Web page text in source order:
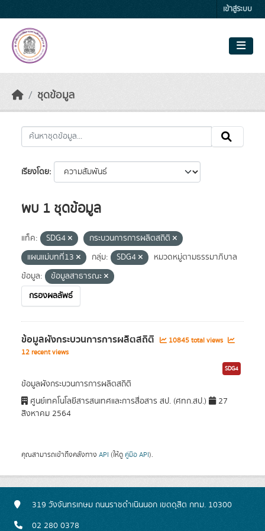
เข้าสู่ระบบ
ชุดข้อมูล
เรียงโดย
พบ 1 ชุดข้อมูล
แท็ค: SDG4
กระบวนการการผลิตสถิติ
แผนแม่บทที่13
กลุ่ม: SDG4
หมวดหมู่ตามธรรมาภิบาล
ข้อมูล:
ข้อมูลสาธารณะ
กรองผลลัพธ์
ข้อมูลผังกระบวนการการผลิตสถิติ
10845 total views
12 recent views
SDG4
ข้อมูลผังกระบวนการการผลิตสถิติ
ศูนย์เทคโนโลยีสารสนเทศและการสื่อสาร สป. (ศทก.สป.)
27
สิงหาคม 2564
คุณสามารถเข้าถึงคลังทาง API (ให้ดู คู่มือ API).
319 วังจันทรเกษม ถนนราชดำเนินนอก เขตดุสิต กทม. 10300
02 280 0378